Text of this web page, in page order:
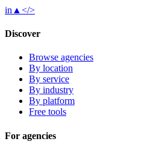
in ▲ </>
Discover
Browse agencies
By location
By service
By industry
By platform
Free tools
For agencies